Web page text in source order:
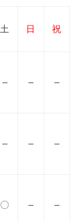
土 日 祝
– – –
– – –
〇 – –